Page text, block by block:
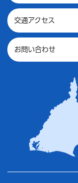
交通アクセス
お問い合わせ